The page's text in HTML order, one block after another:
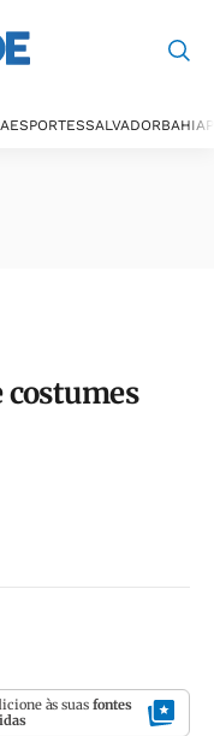
ESPORTESSALVADORBAHIA
às suas fontes